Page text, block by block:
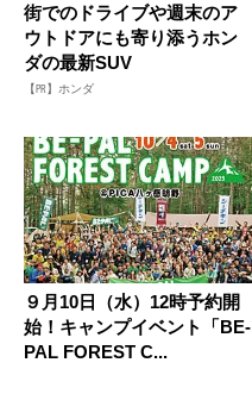
街でのドライブや週末のア
ウトドアにも寄り添うホン
ダの最新SUV
【PR】ホンダ
９月10日（水）12時予約開
始！キャンプイベント「BE-
PAL FOREST C...